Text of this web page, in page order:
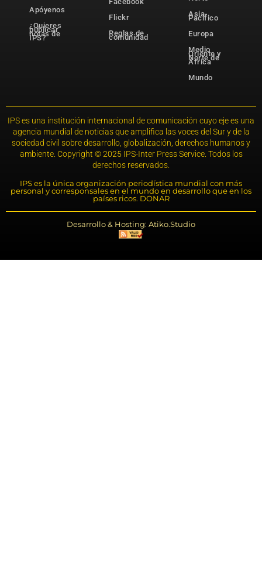
Apóyenos
¿Quieres
publicar
notas de
IPS?
Flickr
Reglas de
comunidad
Asia-
Pacífico
Europa
Medio
Oriente y
Norte de
África
Mundo
IPS es una institución internacional de comunicación cuyo eje es una
agencia mundial de noticias que amplifica las voces del Sur y de la
sociedad civil sobre desarrollo, globalización, derechos humanos y
ambiente. Copyright © 2025 IPS-Inter Press Service. Todos los
derechos reservados.
IPS es la única organización periodística mundial con más
personal y corresponsales en el mundo en desarrollo que en los
países ricos. DONAR
Desarrollo & Hosting: Atiko.Studio